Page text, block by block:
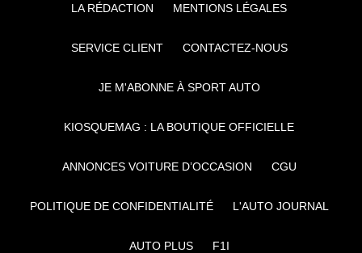
LA RÉDACTION MENTIONS LÉGALES
SERVICE CLIENT CONTACTEZ-NOUS
JE M'ABONNE À SPORT AUTO
KIOSQUEMAG : LA BOUTIQUE OFFICIELLE
ANNONCES VOITURE D’OCCASION CGU
POLITIQUE DE CONFIDENTIALITÉ L'AUTO JOURNAL
AUTO PLUS F1I